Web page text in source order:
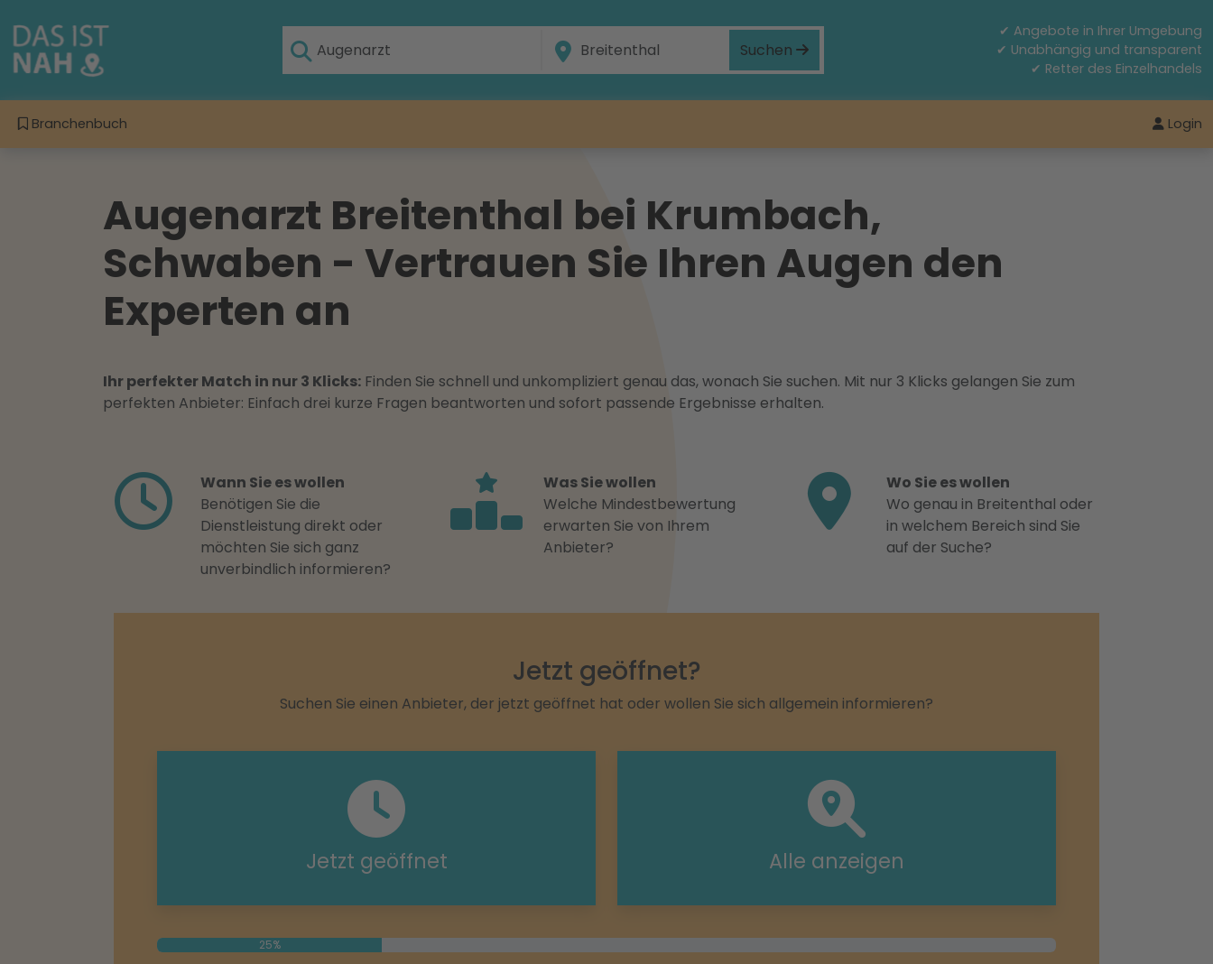
Suchen
✔ Angebote in Ihrer Umgebung
✔ Unabhängig und transparent
✔ Retter des Einzelhandels
Branchenbuch Login
Augenarzt Breitenthal bei Krumbach,
Schwaben - Vertrauen Sie Ihren Augen den
Experten an
Ihr perfekter Match in nur 3 Klicks: Finden Sie schnell und unkompliziert genau das, wonach Sie suchen. Mit nur 3 Klicks gelangen Sie zum
perfekten Anbieter: Einfach drei kurze Fragen beantworten und sofort passende Ergebnisse erhalten.
Wann Sie es wollen
Benötigen Sie die
Dienstleistung direkt oder
möchten Sie sich ganz
unverbindlich informieren?
Was Sie wollen
Welche Mindestbewertung
erwarten Sie von Ihrem
Anbieter?
Wo Sie es wollen
Wo genau in Breitenthal oder
in welchem Bereich sind Sie
auf der Suche?
Jetzt geöffnet?
Suchen Sie einen Anbieter, der jetzt geöffnet hat oder wollen Sie sich allgemein informieren?
Jetzt geöffnet Alle anzeigen
25%